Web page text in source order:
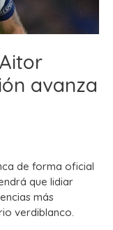
avanza
de forma oficial
que lidiar
más
verdiblanco.